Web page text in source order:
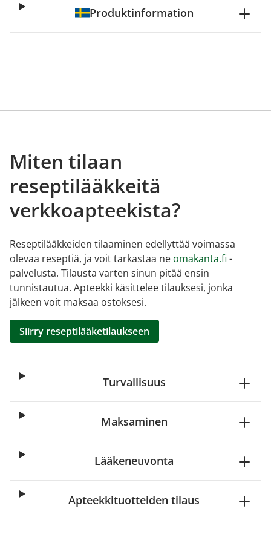
Produktinformation
Miten tilaan
reseptilääkkeitä
verkkoapteekista?
Reseptilääkkeiden tilaaminen edellyttää voimassa
olevaa reseptiä, ja voit tarkastaa ne omakanta.fi -
palvelusta. Tilausta varten sinun pitää ensin
tunnistautua. Apteekki käsittelee tilauksesi, jonka
jälkeen voit maksaa ostoksesi.
Siirry reseptilääketilaukseen
Turvallisuus
Maksaminen
Lääkeneuvonta
Apteekkituotteiden tilaus